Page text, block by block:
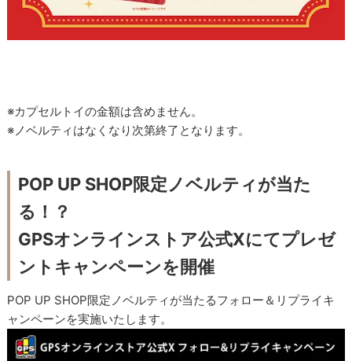
※カプセルトイの金額は含めません。
※ノベルティはなくなり次第終了となります。
POP UP SHOP限定ノベルティが当た
る！？
GPSオンラインストア公式Xにてプレゼ
ントキャンペーンを開催
POP UP SHOP限定ノベルティが当たるフォロー＆リプライキ
ャンペーンを実施いたします。